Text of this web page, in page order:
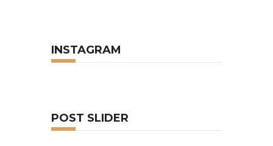
INSTAGRAM
POST SLIDER